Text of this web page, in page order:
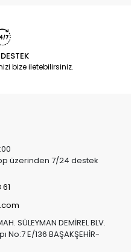
bize iletebilirsiniz.
üzerinden 7/24 destek
SÜLEYMAN DEMİREL BLV.
No:7 E/136 BAŞAKŞEHİR-